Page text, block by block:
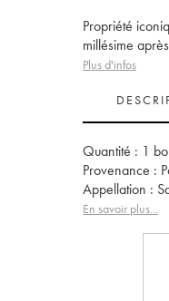
Propriété
millésime
Plus d'infos
Quantité : 1
Provenance :
Appellation :
Classement :
En savoir plus...